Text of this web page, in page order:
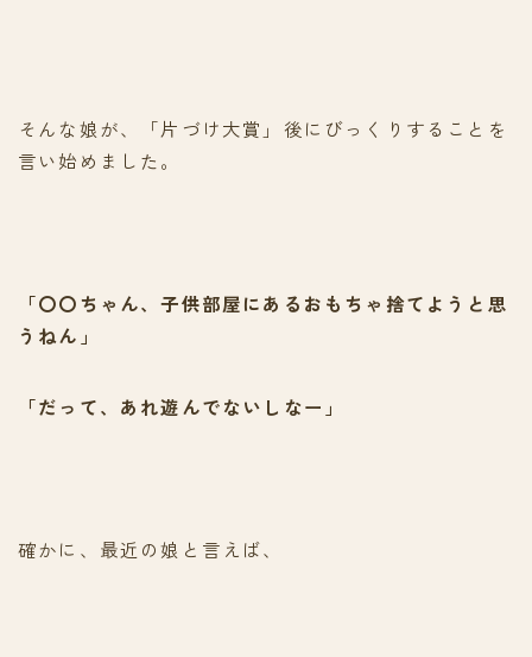
そんな娘が、「片づけ大賞」後にびっくりすることを
言い始めました。
「〇〇ちゃん、子供部屋にあるおもちゃ捨てようと思
うねん」
「だって、あれ遊んでないしなー」
確かに、最近の娘と言えば、